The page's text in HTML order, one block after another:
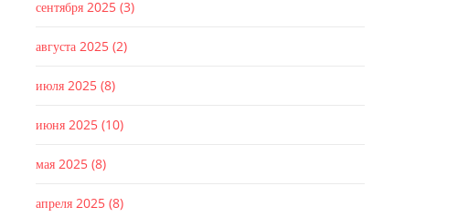
сентября 2025 (3)
августа 2025 (2)
июля 2025 (8)
июня 2025 (10)
мая 2025 (8)
апреля 2025 (8)